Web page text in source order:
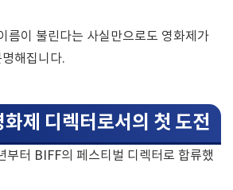
름이 불린다는 사실만으로도 영화제가
해집니다.
제 디렉터로서의 첫 도전
부터 BIFF의 페스티벌 디렉터로 합류했